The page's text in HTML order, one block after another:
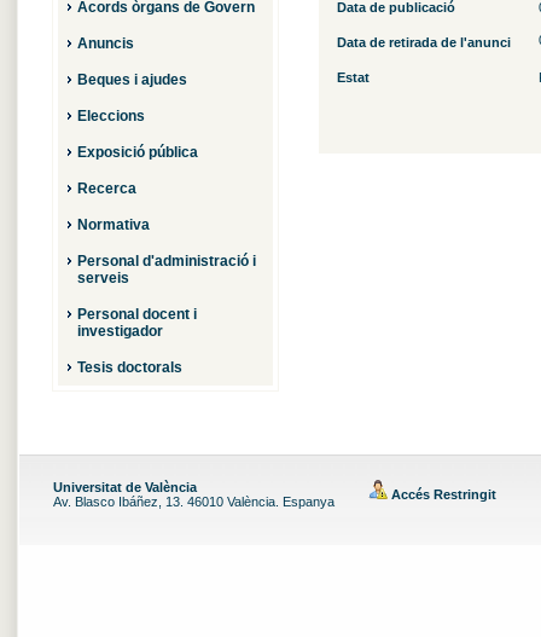
Acords òrgans de Govern
Anuncis
Beques i ajudes
Eleccions
Exposició pública
Recerca
Normativa
Personal d'administració i
serveis
Personal docent i
investigador
Tesis doctorals
Data de publicació
Data de retirada de l'anunci
Estat
Universitat de València
Av. Blasco Ibáñez, 13. 46010 València. Espanya
Accés Restringit